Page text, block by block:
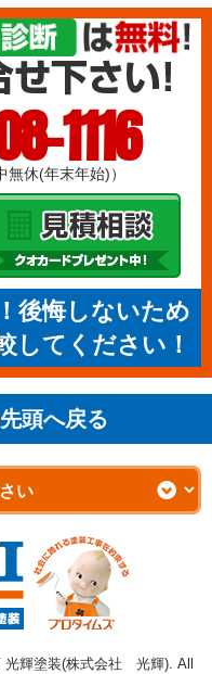
1116
休(年末年始)）
後悔しないため
してください！
頭へ戻る
光輝塗装(株式会社 光輝). All